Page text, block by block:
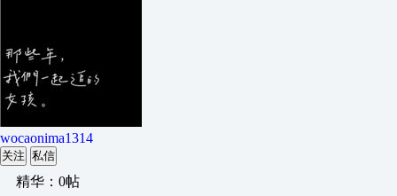
wocaonima1314
关注 私信
精华：0帖